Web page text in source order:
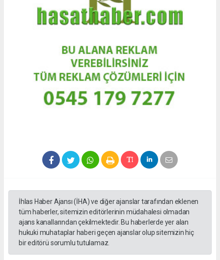
İhlas Haber Ajansı (İHA) ve diğer ajanslar tarafından eklenen
tüm haberler, sitemizin editörlerinin müdahalesi olmadan
ajans kanallarından çekilmektedir. Bu haberlerde yer alan
hukuki muhataplar haberi geçen ajanslar olup sitemizin hiç
bir editörü sorumlu tutulamaz.